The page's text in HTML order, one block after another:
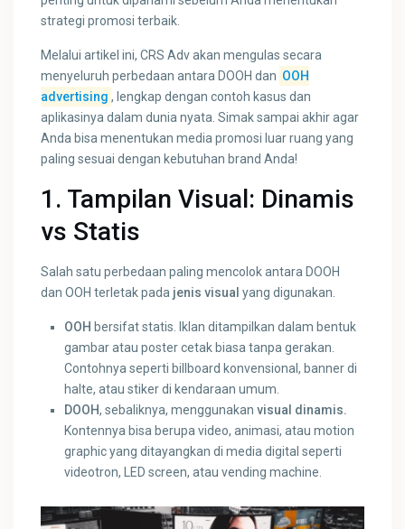
strategi promosi terbaik.
Melalui artikel ini, CRS Adv akan mengulas secara
menyeluruh perbedaan antara DOOH dan OOH
advertising , lengkap dengan contoh kasus dan
aplikasinya dalam dunia nyata. Simak sampai akhir agar
Anda bisa menentukan media promosi luar ruang yang
paling sesuai dengan kebutuhan brand Anda!
1. Tampilan Visual: Dinamis
vs Statis
Salah satu perbedaan paling mencolok antara DOOH
dan OOH terletak pada jenis visual yang digunakan.
OOH bersifat statis. Iklan ditampilkan dalam bentuk
gambar atau poster cetak biasa tanpa gerakan.
Contohnya seperti billboard konvensional, banner di
halte, atau stiker di kendaraan umum.
DOOH, sebaliknya, menggunakanvisual dinamis.
Kontennya bisa berupa video, animasi, atau motion
graphic yang ditayangkan di media digital seperti
videotron, LED screen, atau vending machine.